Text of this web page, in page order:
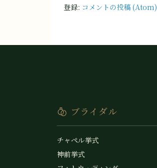
登録: コメントの投稿 (Atom)
ブライダル
チャペル挙式
神前挙式